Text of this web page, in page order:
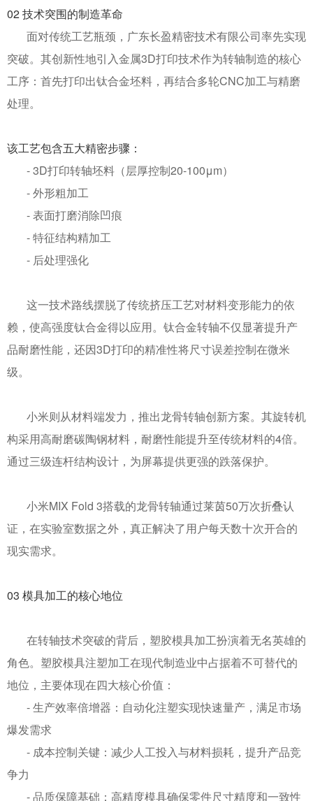
02技术突围的制造革命
面对传统工艺瓶颈，广东长盈精密技术有限公司率先实现
突破。其创新性地引入金属3D打印技术作为转轴制造的核心
工序：首先打印出钛合金坯料，再结合多轮CNC加工与精磨
处理。
该工艺包含五大精密步骤：
- 3D打印转轴坯料（层厚控制20-100μm）
-外形粗加工
-表面打磨消除凹痕
-特征结构精加工
- 后处理强化
这一技术路线摆脱了传统挤压工艺对材料变形能力的依
赖，使高强度钛合金得以应用。钛合金转轴不仅显著提升产
品耐磨性能，还因3D打印的精准性将尺寸误差控制在微米
级。
小米则从材料端发力，推出龙骨转轴创新方案。其旋转机
构采用高耐磨碳陶钢材料，耐磨性能提升至传统材料的4倍。
通过三级连杆结构设计，为屏幕提供更强的跌落保护。
小米MIX Fold 3搭载的龙骨转轴通过莱茵50万次折叠认
证，在实验室数据之外，真正解决了用户每天数十次开合的
现实需求。
03 模具加工的核心地位
在转轴技术突破的背后，塑胶模具加工扮演着无名英雄的
角色。塑胶模具注塑加工在现代制造业中占据着不可替代的
地位，主要体现在四大核心价值：
-生产效率倍增器：自动化注塑实现快速量产，满足市场
爆发需求
- 成本控制关键：减少人工投入与材料损耗，提升产品竞
争力
-品质保障基础：高精度模具确保零件尺寸精度和一致性